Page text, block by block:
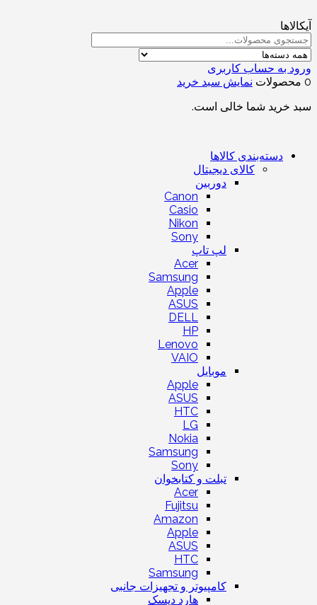
آیکالاها
ورود به حساب کاربری
0 محصولات
نمایش سبد خرید
سبد خرید شما خالی است.
دسته‌بندی کالاها
کالای دیجیتال
دوربین
Canon
Casio
Nikon
Sony
لپ تاپ
Acer
Samsung
Apple
ASUS
DELL
HP
Lenovo
VAIO
موبایل
Apple
ASUS
HTC
LG
Nokia
Samsung
Sony
تبلت و کتابخوان
Acer
Fujitsu
Amazon
Apple
ASUS
HTC
Samsung
کامپیوتر و تجهیزات جانبی
هارد دیسک